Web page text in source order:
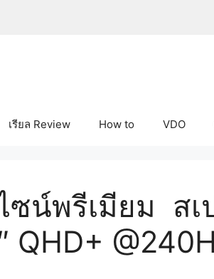
เรียล Review How to VDO
ซน์พรีเมียม สเ
QHD+